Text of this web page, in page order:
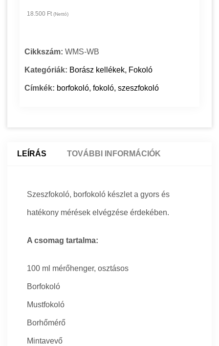
18.500 Ft(Nettó)
Cikkszám: WMS-WB
Kategóriák: Borász kellékek, Fokoló
Címkék: borfokoló, fokoló, szeszfokoló
LEÍRÁS TOVÁBBI INFORMÁCIÓK
Szeszfokoló, borfokoló készlet a gyors és
hatékony mérések elvégzése érdekében.
A csomag tartalma:
100 ml mérőhenger, osztásos
Borfokoló
Mustfokoló
Borhőmérő
Mintavevő